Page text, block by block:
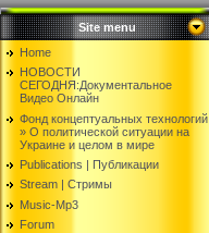
Site menu
Home
НОВОСТИ
СЕГОДНЯ:Документальнoе
Видео Oнлайн
Фонд концептуальных технологий
» O политической ситуации на
Украине и целом в мире
Publications | Публикации
Stream | Стримы
Music-Mp3
Forum